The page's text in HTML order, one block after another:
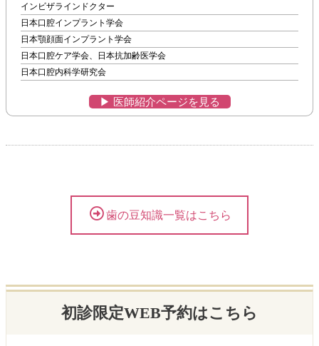
インビザラインドクター
日本口腔インプラント学会
日本顎顔面インプラント学会
日本口腔ケア学会、日本抗加齢医学会
日本口腔内科学研究会
▶︎ 医師紹介ページを見る
歯の豆知識一覧はこちら
初診限定WEB予約はこちら